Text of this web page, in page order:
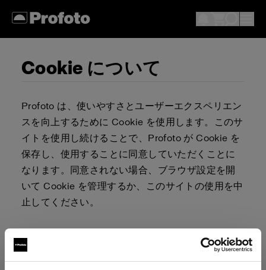
Cookie について
Profoto は、使いやすさとユーザーエクスペリエン
スを向上するために Cookie を使用します。このサ
イトを使用し続けることで、Profoto が Cookie を
保存し、使用することに同意していただくことに
なります。同意されない場合、ブラウザ設定を開
いて Cookie を管理するか、このサイトの使用を中
止してください。
る責任は、ユーザーが負うものとします。ブラウ